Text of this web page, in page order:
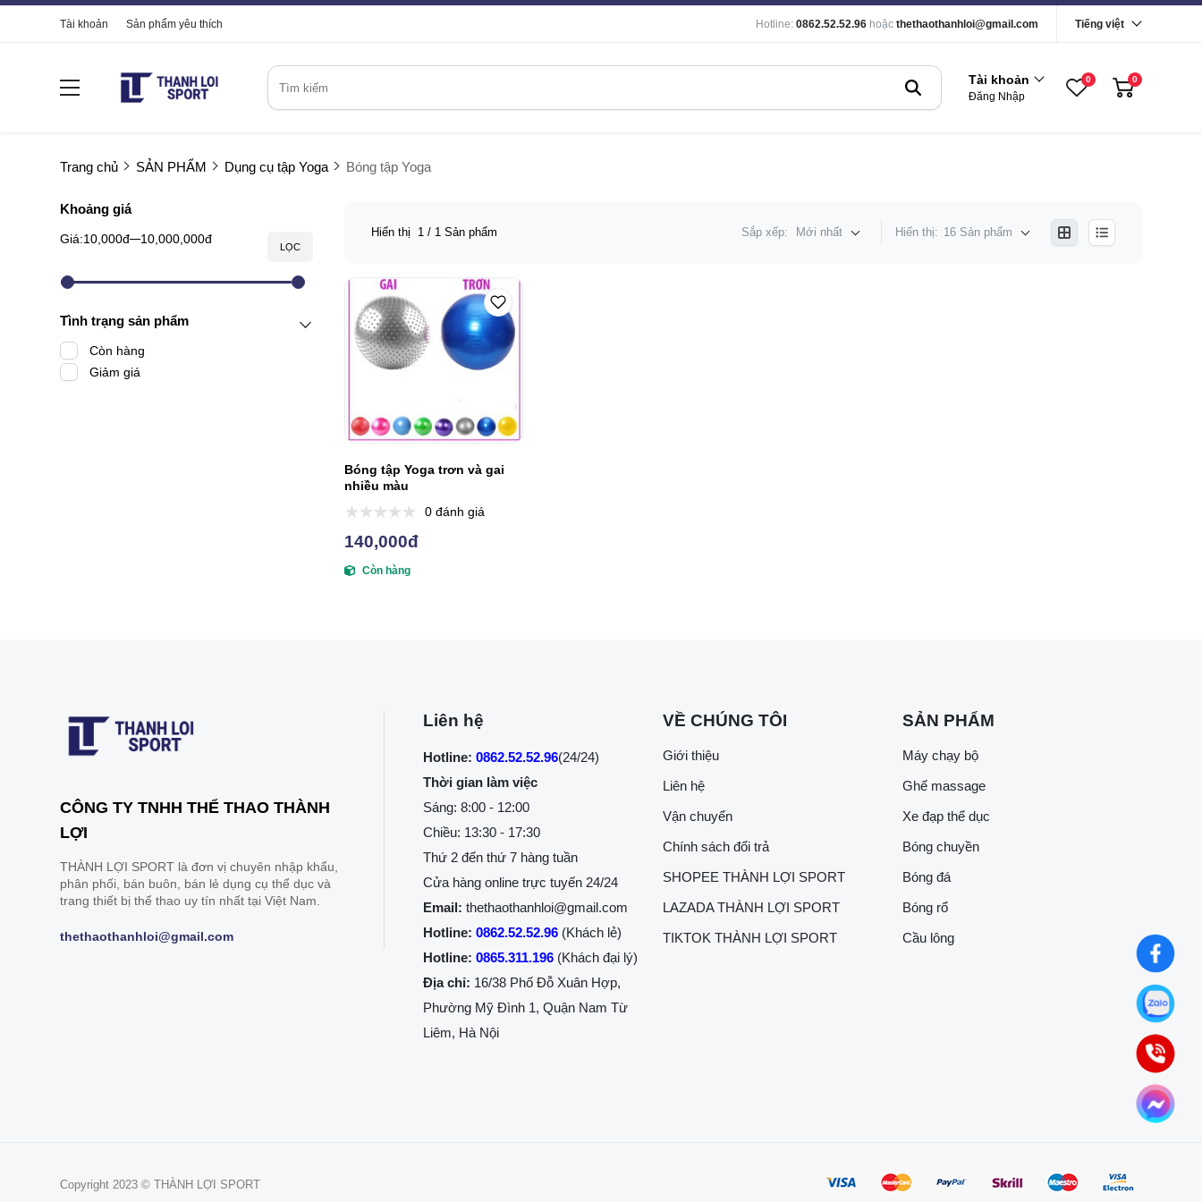
Tài khoản Sản phẩm yêu thích Hotline: 0862.52.52.96 hoặc thethaothanhloi@gmail.com Tiếng việt
Tài khoản
Đăng Nhập
0 0
Trang chủ SẢN PHẨM Dụng cụ tập Yoga Bóng tập Yoga
Khoảng giá
Giá:10,000đ 10,000,000đ
LỌC
Tình trạng sản phẩm
Còn hàng
Giảm giá
Hiển thị 1/ 1 Sản phẩm Sắp xếp: Mới nhất Hiển thị: 16 Sản phẩm
Bóng tập Yoga trơn và gai
nhiều màu
0 đánh giá
140,000đ
Còn hàng
CÔNG TY TNHH THỂ THAO THÀNH
LỢI
THÀNH LỢI SPORT là đơn vị chuyên nhập khẩu,
phân phối, bán buôn, bán lẻ dụng cụ thể dục và
trang thiết bị thể thao uy tín nhất tại Việt Nam.
thethaothanhloi@gmail.com
Liên hệ
Hotline: 0862.52.52.96(24/24)
Thời gian làm việc
Sáng: 8:00 - 12:00
Chiều: 13:30 - 17:30
Thứ 2 đến thứ 7 hàng tuần
Cửa hàng online trực tuyến 24/24
Email: thethaothanhloi@gmail.com
Hotline: 0862.52.52.96 (Khách lẻ)
Hotline: 0865.311.196 (Khách đại lý)
Địa chỉ: 16/38 Phố Đỗ Xuân Hợp,
Phường Mỹ Đình 1, Quận Nam Từ
Liêm, Hà Nội
VỀ CHÚNG TÔI
Giới thiệu
Liên hệ
Vận chuyển
Chính sách đổi trả
SHOPEE THÀNH LỢI SPORT
LAZADA THÀNH LỢI SPORT
TIKTOK THÀNH LỢI SPORT
SẢN PHẨM
Máy chạy bộ
Ghế massage
Xe đạp thể dục
Bóng chuyền
Bóng đá
Bóng rổ
Cầu lông
Copyright 2023 © THÀNH LỢI SPORT